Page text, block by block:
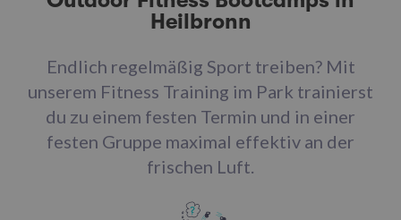
Heilbronn
Endlich regelmäßig Sport treiben? Mit
unserem Fitness Training im Park trainierst
du zu einem festen Termin und in einer
festen Gruppe maximal effektiv an der
frischen Luft.